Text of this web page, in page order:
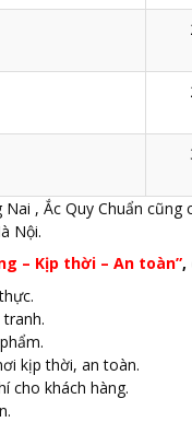
, Ắc Quy Chuẩn cũng
Nội.
– Kịp thời – An toàn”,
kịp thời, an toàn.
cho khách hàng.